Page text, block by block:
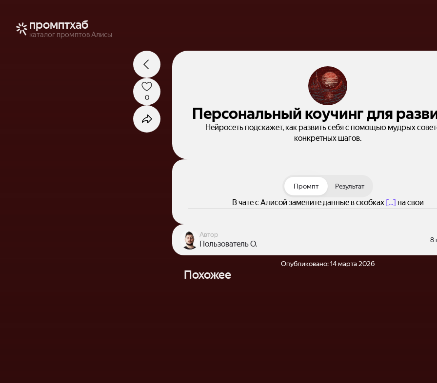
промптхаб
каталог промптов Алисы
Персональный коучинг для
Нейросеть подскажет, как развить себя с помощью мудрых
конкретных шагов.
0
Промпт Результат
В чате с Алисой замените данные в скобках [...] на свои
Автор
Пользователь О. 8
Опубликовано:14 марта 2026
Похожее